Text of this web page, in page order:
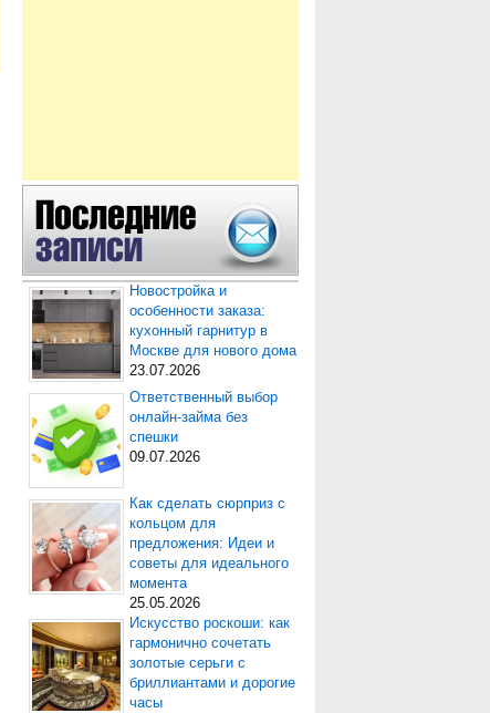
Новостройка и
особенности заказа:
кухонный гарнитур в
Москве для нового дома
23.07.2026
Ответственный выбор
онлайн-займа без
спешки
09.07.2026
Как сделать сюрприз с
кольцом для
предложения: Идеи и
советы для идеального
момента
25.05.2026
Искусство роскоши: как
гармонично сочетать
золотые серьги с
бриллиантами и дорогие
часы